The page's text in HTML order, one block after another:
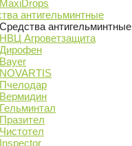
MaxiDrops
антигельминтные
Средства антигельминтные
НВЦ Агроветзащита
Дирофен
Bayer
NOVARTIS
Пчелодар
Вермидин
Гельминтал
Празител
Чистотел
Inspector